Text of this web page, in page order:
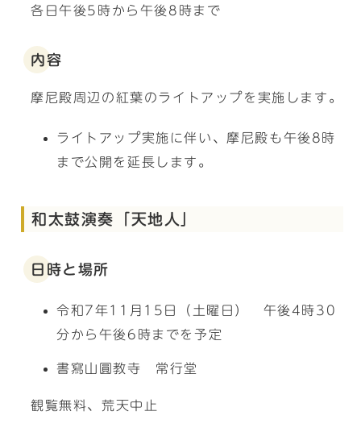
各日午後5時から午後8時まで
内容
摩尼殿周辺の紅葉のライトアップを実施します。
ライトアップ実施に伴い、摩尼殿も午後8時
まで公開を延長します。
和太鼓演奏「天地人」
日時と場所
令和7年11月15日（土曜日） 午後4時30
分から午後6時までを予定
書寫山圓教寺 常行堂
観覧無料、荒天中止